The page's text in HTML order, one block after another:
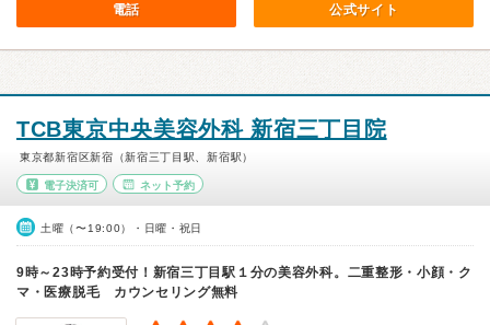
電話 公式サイト
TCB東京中央美容外科 新宿三丁目院
東京都新宿区新宿（新宿三丁目駅、新宿駅）
電子決済可 ネット予約
土曜（〜19:00）・日曜・祝日
9時～23時予約受付！新宿三丁目駅１分の美容外科。二重整形・小顔・ク
マ・医療脱毛 カウンセリング無料